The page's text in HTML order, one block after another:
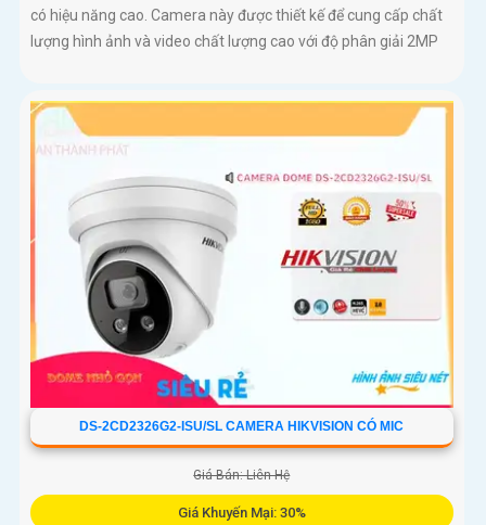
có hiệu năng cao. Camera này được thiết kế để cung cấp chất
lượng hình ảnh và video chất lượng cao với độ phân giải 2MP
DS-2CD2326G2-ISU/SL CAMERA HIKVISION CÓ MIC
Giá Bán: Liên Hệ
Giá Khuyến Mại: 30%